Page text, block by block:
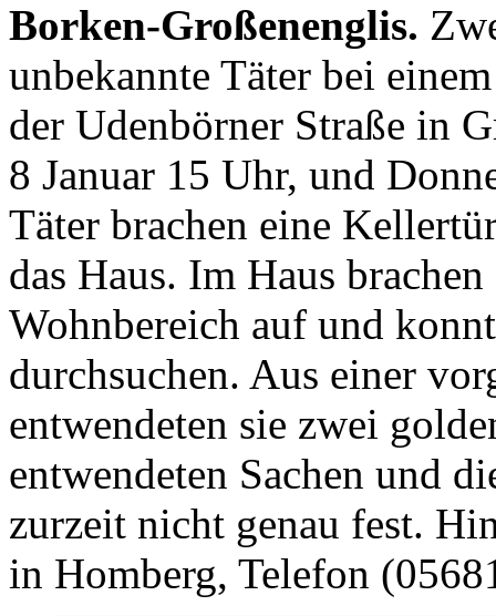
Borken-Großenenglis.
unbekannte Täter bei
der Udenbörner Straße in
8 Januar 15 Uhr, und
Täter brachen eine
das Haus. Im Haus
Wohnbereich auf und
durchsuchen. Aus einer
entwendeten sie zwei
entwendeten Sachen und
zurzeit nicht genau fest.
in Homberg, Telefon